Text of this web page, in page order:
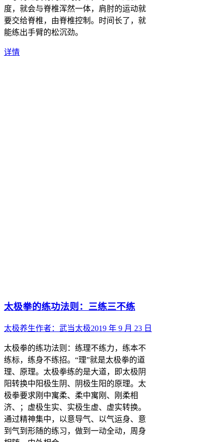
度，就会与脊椎浑然一体，肩肘的运动就
要交给脊椎，由脊椎控制。时间长了，就
能练出手臂的松沉劲。
详情
太极拳的练功法则：三练三不练
太极养生作者： 武当太极2019 年 9 月 23 日
太极拳的练功法则：练理不练力，练本不
练标，练身不练招。“理”就是太极拳的道
理、原理。太极拳练的是大道，即太极阴
阳转换中阳极生阴、阴极生阳的原理。太
极拳要求刚中寓柔、柔中寓刚、刚柔相
济、；虚极生实、实极生虚、虚实转换。
通过精神集中，以意导气、以气运身、意
到气到形随的练习，做到一动全动，周身